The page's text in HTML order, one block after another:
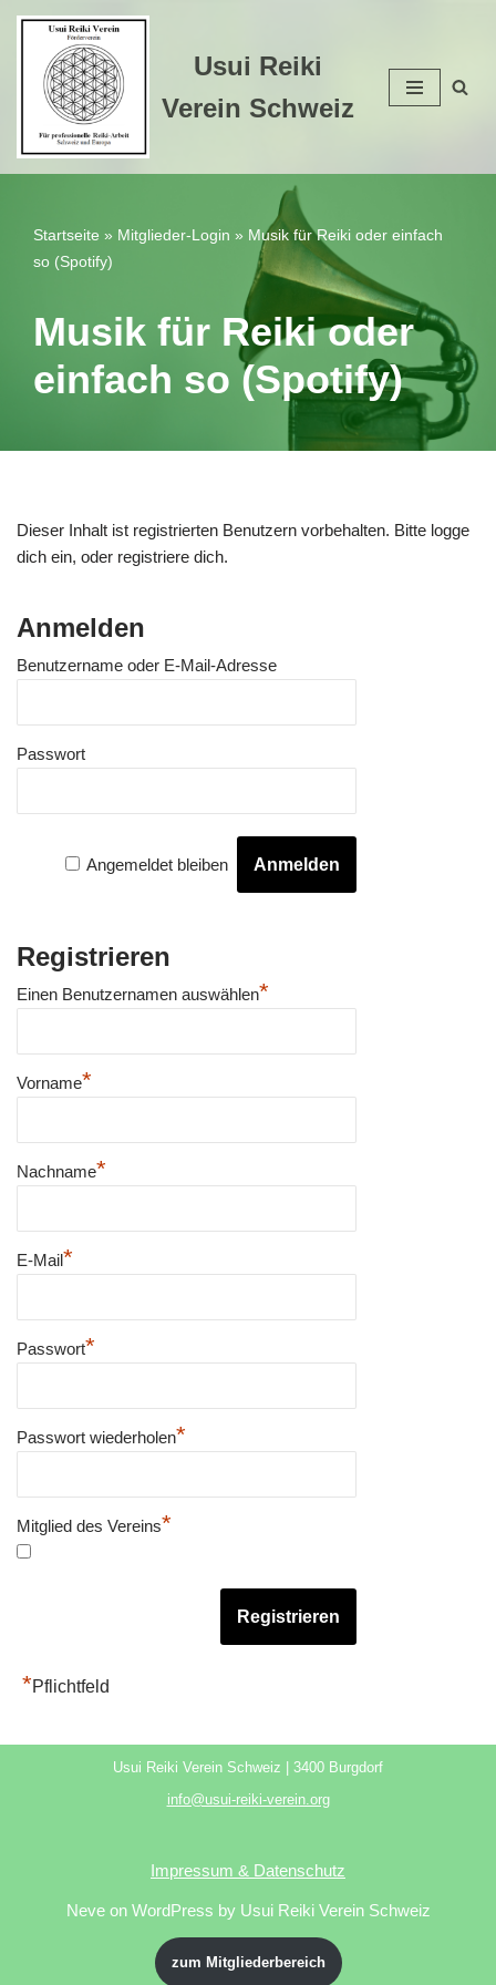
Zum
Inhalt
springen
Usui Reiki
Verein Schweiz
Startseite » Mitglieder-Login » Musik für Reiki oder einfach
so (Spotify)
Musik für Reiki oder
einfach so (Spotify)
Dieser Inhalt ist registrierten Benutzern vorbehalten. Bitte logge
dich ein, oder registriere dich.
Anmelden
Benutzername oder E-Mail-Adresse
Passwort
Angemeldet bleiben
Registrieren
Einen Benutzernamen auswählen*
Vorname*
Nachname*
E-Mail*
Passwort*
Passwort wiederholen*
Mitglied des Vereins*
*Pflichtfeld
Usui Reiki Verein Schweiz | 3400 Burgdorf
info@usui-reiki-verein.org
Impressum & Datenschutz
Neveon WordPress by Usui Reiki Verein Schweiz
zum Mitgliederbereich